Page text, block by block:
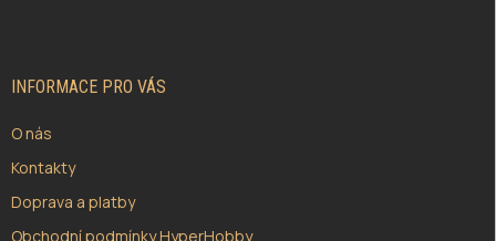
INFORMACE PRO VÁS
O nás
Kontakty
Doprava a platby
Obchodní podmínky HyperHobby